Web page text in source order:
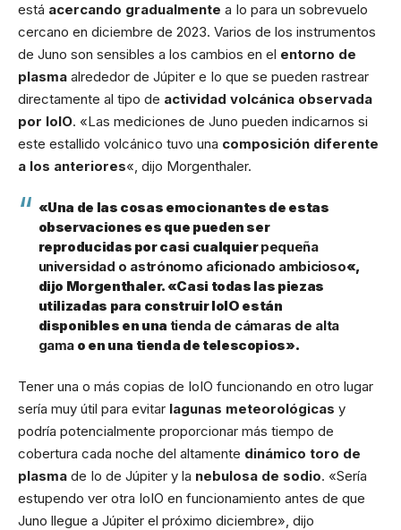
está acercando gradualmente a Io para un sobrevuelo
cercano en diciembre de 2023. Varios de los instrumentos
de Juno son sensibles a los cambios en el entorno de
plasma alrededor de Júpiter e Io que se pueden rastrear
directamente al tipo de actividad volcánica observada
por IoIO. «Las mediciones de Juno pueden indicarnos si
este estallido volcánico tuvo una composición diferente
a los anteriores«, dijo Morgenthaler.
«Una de las cosas emocionantes de estas
observaciones es que pueden ser
reproducidas por casi cualquierpequeña
universidad o astrónomo aficionado ambicioso«,
dijo Morgenthaler. «Casi todas las piezas
utilizadas para construir IoIO están
disponibles en una tienda de cámaras de alta
gama o en una tienda de telescopios».
Tener una o más copias de IoIO funcionando en otro lugar
sería muy útil para evitar lagunas meteorológicas y
podría potencialmente proporcionar más tiempo de
cobertura cada noche del altamente dinámico toro de
plasma de Io de Júpiter y la nebulosa de sodio. «Sería
estupendo ver otra IoIO en funcionamiento antes de que
Juno llegue a Júpiter el próximo diciembre», dijo